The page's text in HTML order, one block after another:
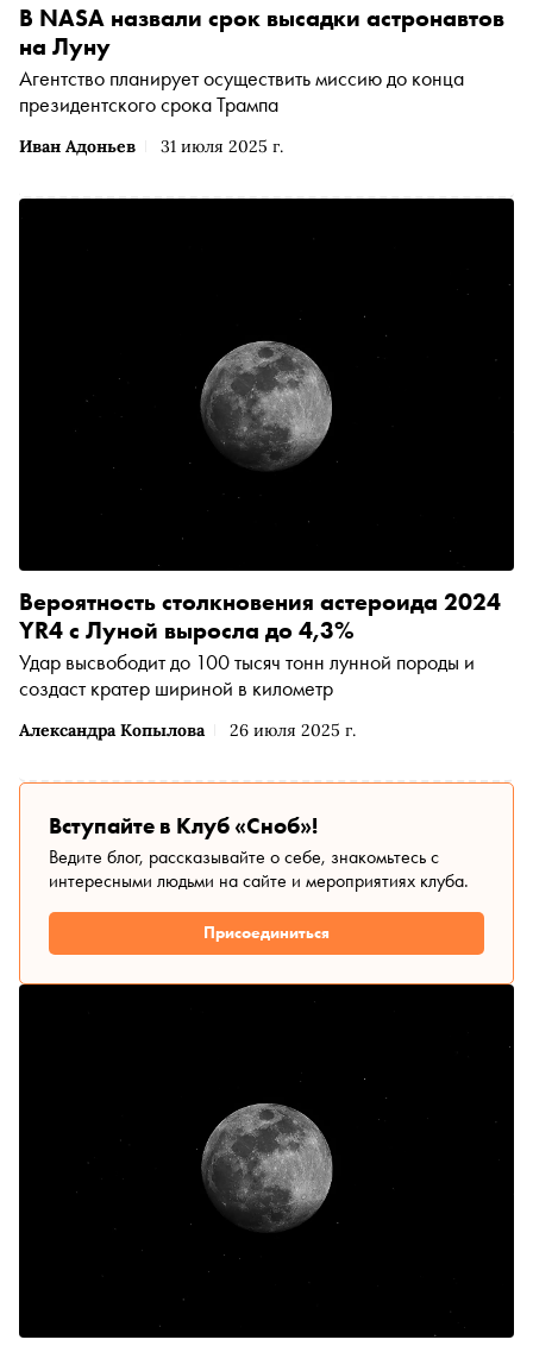
Иван Адоньев 31 июля 2025 г.
В NASA назвали срок высадки астронавтов
на Луну
Агентство планирует осуществить миссию до конца
президентского срока Трампа
Александра Копылова 26 июля 2025 г.
Вероятность столкновения астероида 2024
YR4 с Луной выросла до 4,3%
Удар высвободит до 100 тысяч тонн лунной породы и
создаст кратер шириной в километр
Вступайте в Клуб «Сноб»!
Ведите блог, рассказывайте о себе, знакомьтесь с
интересными людьми на сайте и мероприятиях клуба.
Присоединиться